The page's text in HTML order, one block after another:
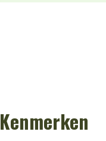
Kenmerken